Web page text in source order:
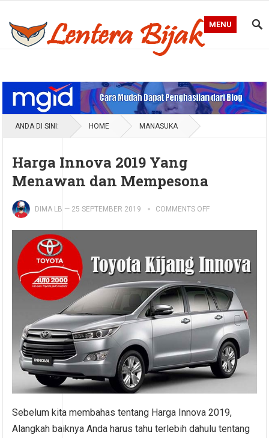
MENU
ANDA DI SINI: HOME MANASUKA
Harga Innova 2019 Yang
Menawan dan Mempesona
DIMA LB — 25 SEPTEMBER 2019 COMMENTS OFF
Sebelum kita membahas tentang Harga Innova 2019,
Alangkah baiknya Anda harus tahu terlebih dahulu tentang